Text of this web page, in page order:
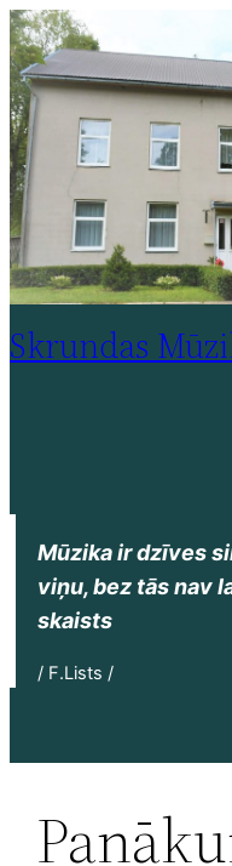
Pāriet
uz
saturu
Skrundas
Mūzika ir dzīves
viņu, bez tās nav
skaists
/ F.Lists /